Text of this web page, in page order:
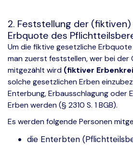
2. Feststellung der
Erbquote des
Um die fiktive gesetzliche
man zuerst feststellen, wer bei
mitgezählt wird (fiktiver
solche gesetzlichen Erben
Enterbung, Erbausschlagung oder
Erben werden (§ 2310 S. 1 BGB).
Es werden folgende Personen
die Enterbten